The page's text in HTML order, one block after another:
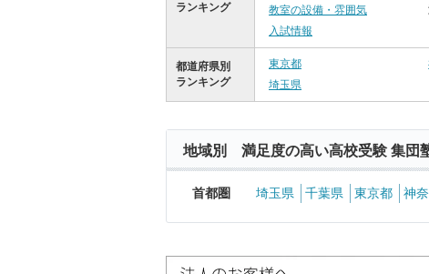
ランキング
教室の設備・雰囲気
入試情報
都道府県別
ランキング
東京都
埼玉県
地域別 満足度の高い高校受験 集団
首都圏 埼玉県 千葉県 東京都 神